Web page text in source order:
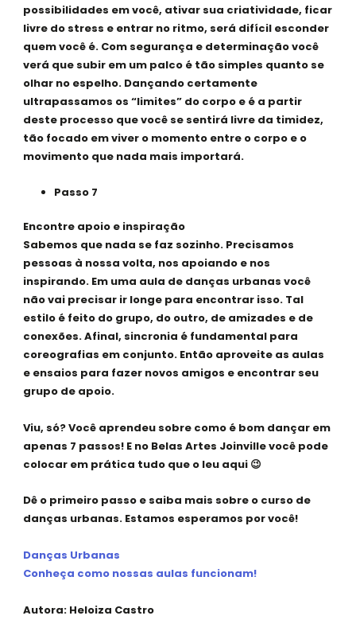
possibilidades em você, ativar sua criatividade, ficar
livre do stress e entrar no ritmo, será difícil esconder
quem você é. Com segurança e determinação você
verá que subir em um palco é tão simples quanto se
olhar no espelho. Dançando certamente
ultrapassamos os “limites” do corpo e é a partir
deste processo que você se sentirá livre da timidez,
tão focado em viver o momento entre o corpo e o
movimento que nada mais importará.
Passo 7
Encontre apoio e inspiração
Sabemos que nada se faz sozinho. Precisamos
pessoas à nossa volta, nos apoiando e nos
inspirando. Em uma aula de danças urbanas você
não vai precisar ir longe para encontrar isso. Tal
estilo é feito do grupo, do outro, de amizades e de
conexões. Afinal, sincronia é fundamental para
coreografias em conjunto. Então aproveite as aulas
e ensaios para fazer novos amigos e encontrar seu
grupo de apoio.
Viu, só? Você aprendeu sobre como é bom dançar em
apenas 7 passos! E no Belas Artes Joinville você pode
colocar em prática tudo que o leu aqui 😉
Dê o primeiro passo e saiba mais sobre o curso de
danças urbanas. Estamos esperamos por você!
Danças Urbanas
Conheça como nossas aulas funcionam!
Autora: Heloiza Castro